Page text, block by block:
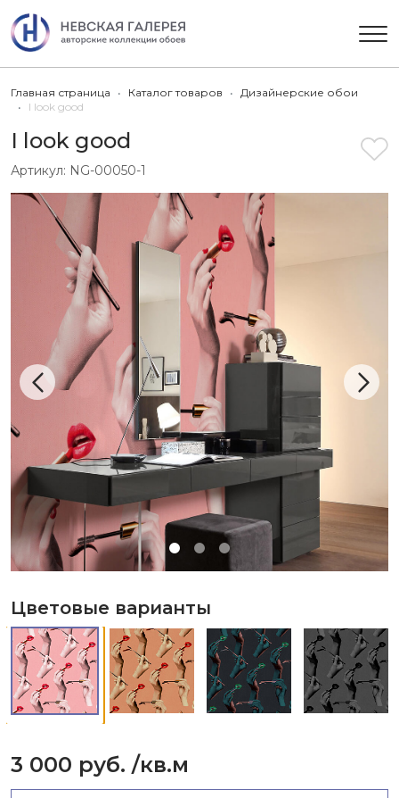
Главная страница Каталог товаров
Дизайнерские обои
I look good
I look good
Артикул: NG-00050-1
Цветовые варианты
3 000 руб. /кв.м